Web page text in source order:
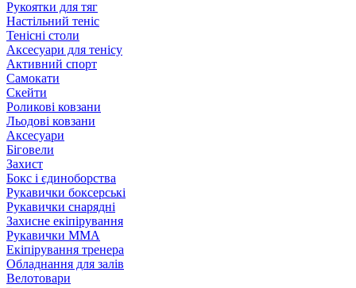
Рукоятки для тяг
Настільний теніс
Тенісні столи
Аксесуари для тенісу
Активний спорт
Самокати
Скейти
Роликові ковзани
Льодові ковзани
Аксесуари
Біговели
Захист
Бокс і єдиноборства
Рукавички боксерські
Рукавички снарядні
Захисне екіпірування
Рукавички ММА
Екіпірування тренера
Обладнання для залів
Велотовари